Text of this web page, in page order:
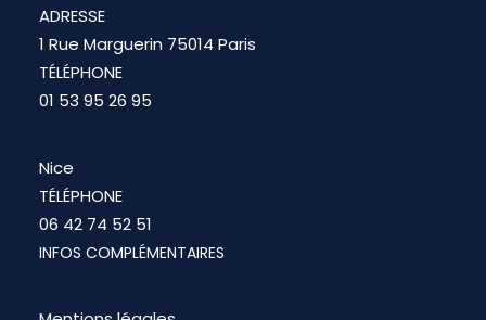
ADRESSE
1 Rue Marguerin 75014 Paris
TÉLÉPHONE
01 53 95 26 95
Nice
TÉLÉPHONE
06 42 74 52 51
INFOS COMPLÉMENTAIRES